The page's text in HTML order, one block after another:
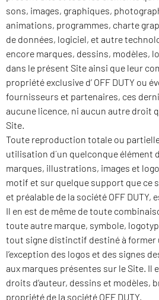
sons, images, graphiques,
animations, programmes, charte
de données, logiciel, et autre
encore marques, dessins, modèles,
dans le présent Site ainsi que leur
propriété exclusive d’ OFF DUTY ou
fournisseurs et partenaires, ces
aucune licence, ni aucun autre droit
Site.
Toute reproduction totale ou
utilisation d´un quelconque élément
marques, illustrations, images et
motif et sur quelque support que ce
et préalable de la société OFF
Il en est de même de toute
toute autre marque, symbole,
tout signe distinctif destiné à former
l’exception des logos et des signes
aux marques présentes sur le Site. Il
droits d’auteur, dessins et modèles,
propriété de la société OFF DUTY.